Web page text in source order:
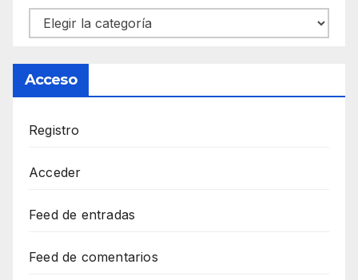
Categorías
Acceso
Registro
Acceder
Feed de entradas
Feed de comentarios